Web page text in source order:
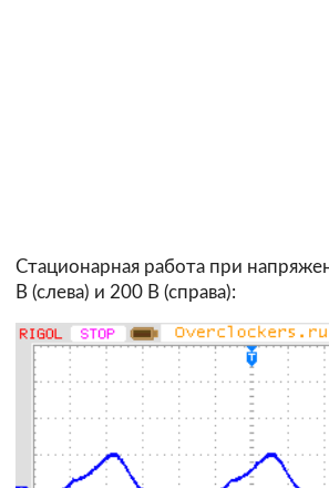
Стационарная работа при
В (слева) и 200 В (справа):